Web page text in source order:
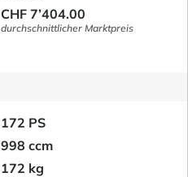
CHF 7’404.00
durchschnittlicher Marktpreis
172 PS
998 ccm
172 kg